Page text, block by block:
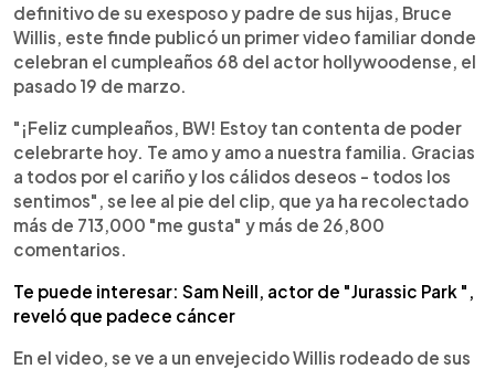
definitivo de su exesposo y padre de sus hijas, Bruce
Willis, este finde publicó un primer video familiar donde
celebran el cumpleaños 68 del actor hollywoodense, el
pasado 19 de marzo.
"¡Feliz cumpleaños, BW! Estoy tan contenta de poder
celebrarte hoy. Te amo y amo a nuestra familia. Gracias
a todos por el cariño y los cálidos deseos - todos los
sentimos", se lee al pie del clip, que ya ha recolectado
más de 713,000 "me gusta" y más de 26,800
comentarios.
Te puede interesar: Sam Neill, actor de "Jurassic Park ",
reveló que padece cáncer
En el video, se ve a un envejecido Willis rodeado de sus